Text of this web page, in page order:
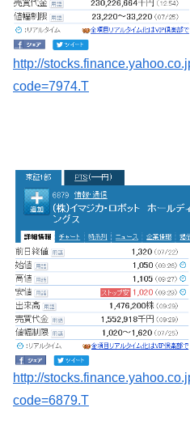
http://
code=7974.T
http://
code=6879.T